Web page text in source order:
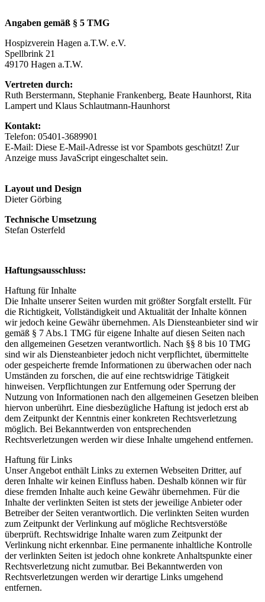
Angaben gemäß § 5 TMG
Hospizverein Hagen a.T.W. e.V.
Spellbrink 21
49170 Hagen a.T.W.
Vertreten durch:
Ruth Berstermann, Stephanie Frankenberg, Beate Haunhorst, Rita
Lampert und Klaus Schlautmann-Haunhorst
Kontakt:
Telefon: 05401-3689901
E-Mail: Diese E-Mail-Adresse ist vor Spambots geschützt! Zur
Anzeige muss JavaScript eingeschaltet sein.
Layout und Design
Dieter Görbing
Technische Umsetzung
Stefan Osterfeld
Haftungsausschluss:
Haftung für Inhalte
Die Inhalte unserer Seiten wurden mit größter Sorgfalt erstellt. Für
die Richtigkeit, Vollständigkeit und Aktualität der Inhalte können
wir jedoch keine Gewähr übernehmen. Als Diensteanbieter sind wir
gemäß § 7 Abs.1 TMG für eigene Inhalte auf diesen Seiten nach
den allgemeinen Gesetzen verantwortlich. Nach §§ 8 bis 10 TMG
sind wir als Diensteanbieter jedoch nicht verpflichtet, übermittelte
oder gespeicherte fremde Informationen zu überwachen oder nach
Umständen zu forschen, die auf eine rechtswidrige Tätigkeit
hinweisen. Verpflichtungen zur Entfernung oder Sperrung der
Nutzung von Informationen nach den allgemeinen Gesetzen bleiben
hiervon unberührt. Eine diesbezügliche Haftung ist jedoch erst ab
dem Zeitpunkt der Kenntnis einer konkreten Rechtsverletzung
möglich. Bei Bekanntwerden von entsprechenden
Rechtsverletzungen werden wir diese Inhalte umgehend entfernen.
Haftung für Links
Unser Angebot enthält Links zu externen Webseiten Dritter, auf
deren Inhalte wir keinen Einfluss haben. Deshalb können wir für
diese fremden Inhalte auch keine Gewähr übernehmen. Für die
Inhalte der verlinkten Seiten ist stets der jeweilige Anbieter oder
Betreiber der Seiten verantwortlich. Die verlinkten Seiten wurden
zum Zeitpunkt der Verlinkung auf mögliche Rechtsverstöße
überprüft. Rechtswidrige Inhalte waren zum Zeitpunkt der
Verlinkung nicht erkennbar. Eine permanente inhaltliche Kontrolle
der verlinkten Seiten ist jedoch ohne konkrete Anhaltspunkte einer
Rechtsverletzung nicht zumutbar. Bei Bekanntwerden von
Rechtsverletzungen werden wir derartige Links umgehend
entfernen.